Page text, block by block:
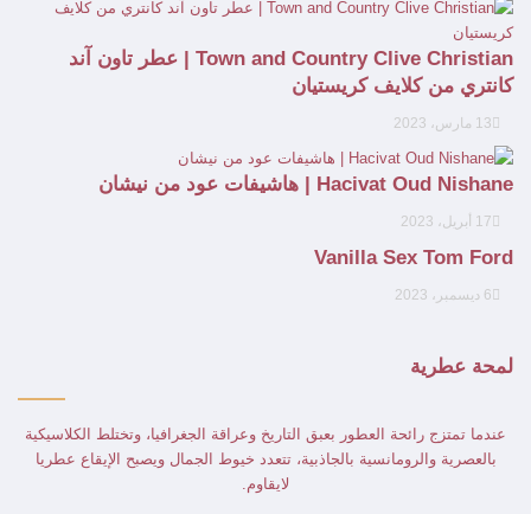
Town and Country Clive Christian | عطر تاون آند
كانتري من كلايف كريستيان
13 مارس، 2023
Hacivat Oud Nishane | هاشيفات عود من نيشان
17 أبريل، 2023
Vanilla Sex Tom Ford
6 ديسمبر، 2023
لمحة عطرية
عندما تمتزج رائحة العطور بعبق التاريخ وعراقة الجغرافيا، وتختلط الكلاسيكية
بالعصرية والرومانسية بالجاذبية، تتعدد خيوط الجمال ويصبح الإيقاع عطريا
لايقاوم.